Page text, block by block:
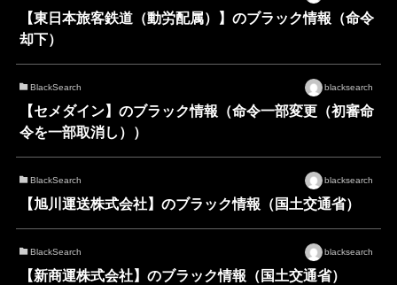
【東日本旅客鉄道（動労配属）】のブラック情報（命令
却下）
BlackSearch blacksearch
【セメダイン】のブラック情報（命令一部変更（初審命
令を一部取消し））
BlackSearch blacksearch
【旭川運送株式会社】のブラック情報（国土交通省）
BlackSearch blacksearch
【新商運株式会社】のブラック情報（国土交通省）